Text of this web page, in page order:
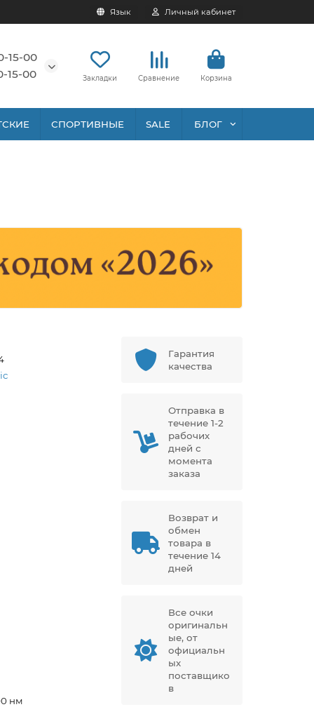
Язык Личный кабинет
15-00
15-00
Закладки Сравнение Корзина
СПОРТИВНЫЕ SALE БЛОГ
нм
Гарантия
качества
Отправка в
течение 1-2
рабочих
дней с
момента
заказа
Возврат и
обмен
товара в
течение 14
дней
Все очки
оригинальн
ые, от
официальн
ых
поставщико
в